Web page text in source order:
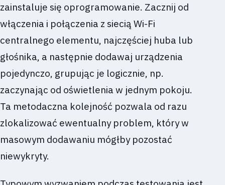
zainstaluje się oprogramowanie. Zacznij od
włączenia i połączenia z siecią Wi-Fi
centralnego elementu, najczęściej huba lub
głośnika, a następnie dodawaj urządzenia
pojedynczo, grupując je logicznie, np.
zaczynając od oświetlenia w jednym pokoju.
Ta metodaczna kolejność pozwala od razu
zlokalizować ewentualny problem, który w
masowym dodawaniu mógłby pozostać
niewykryty.